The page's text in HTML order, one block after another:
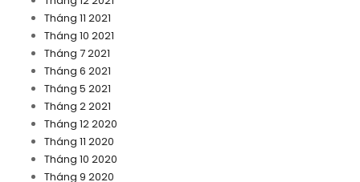
Tháng 11 2021
Tháng 10 2021
Tháng 7 2021
Tháng 6 2021
Tháng 5 2021
Tháng 2 2021
Tháng 12 2020
Tháng 11 2020
Tháng 10 2020
Tháng 9 2020